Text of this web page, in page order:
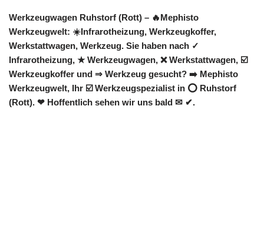
Werkzeugwagen Ruhstorf (Rott) – 🔥Mephisto
Werkzeugwelt: ☀️Infrarotheizung, Werkzeugkoffer,
Werkstattwagen, Werkzeug. Sie haben nach ✓
Infrarotheizung, ★ Werkzeugwagen, ❌ Werkstattwagen, ☑️
Werkzeugkoffer und ⇒ Werkzeug gesucht? ➡️ Mephisto
Werkzeugwelt, Ihr ☑️ Werkzeugspezialist in ⭕ Ruhstorf
(Rott). ❤ Hoffentlich sehen wir uns bald ✉ ✔.